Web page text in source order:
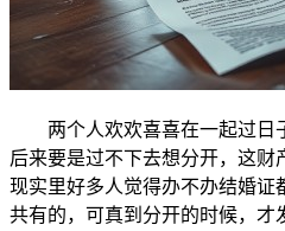
两个人欢欢喜喜在一起过日
后来要是过不下去想分开，这财
现实里好多人觉得办不办结婚证
共有的，可真到分开的时候，才